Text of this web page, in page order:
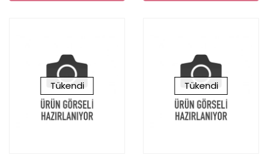
Tükendi Tükendi